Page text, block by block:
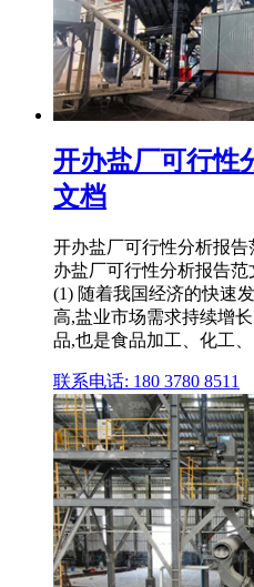
开办盐厂可行性
文档
开办盐厂可行性分析报告
办盐厂可行性分析报告
(1) 随着我国经济的快速
高,盐业市场需求持续增
品,也是食品加工、化工
联系电话: 180 3780 8511